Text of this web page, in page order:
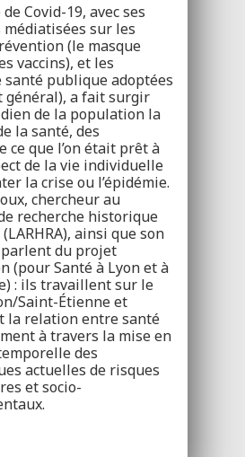
Covid-19, avec ses
sur les
(le masque
vaccins), et les
santé publique adoptées
général), a fait surgir
de la population la
la santé, des
ce que l’on était prêt à
de la vie individuelle
la crise ou l’épidémie.
chercheur au
recherche historique
ainsi que son
du projet
(pour Santé à Lyon et à
: ils travaillent sur le
Saint-Étienne et
la relation entre santé
à travers la mise en
des
actuelles de risques
et socio-